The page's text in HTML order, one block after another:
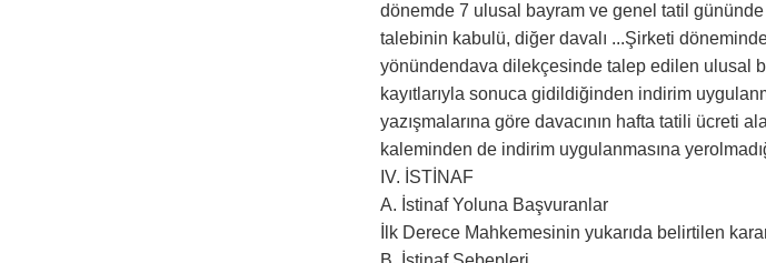
dönemde 7 ulusal bayram ve genel tatil
talebinin kabulü, diğer davalı ...Şirketi
yönündendava dilekçesinde talep edilen ulusal
kayıtlarıyla sonuca gidildiğinden indirim
yazışmalarına göre davacının hafta tatili ücreti
kaleminden de indirim uygulanmasına
IV. İSTİNAF
A. İstinaf Yoluna Başvuranlar
İlk Derece Mahkemesinin yukarıda belirtilen